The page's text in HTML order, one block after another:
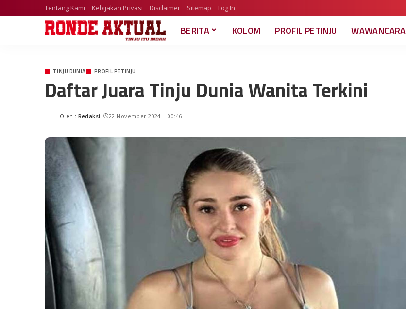
Tentang Kami Kebijakan Privasi Disclaimer Sitemap Log In
BERITA KOLOM PROFIL PETINJU WAWANCARA
TINJU DUNIA PROFIL PETINJU
Daftar Juara Tinju Dunia Wanita Terkini
Oleh : Redaksi 22 November 2024 | 00:46